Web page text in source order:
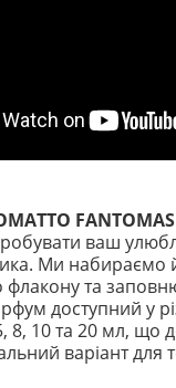
FANTOMAS
ваш
Ми набираємо
флакону та
доступний у
8, 10 та 20 мл, що
варіант для